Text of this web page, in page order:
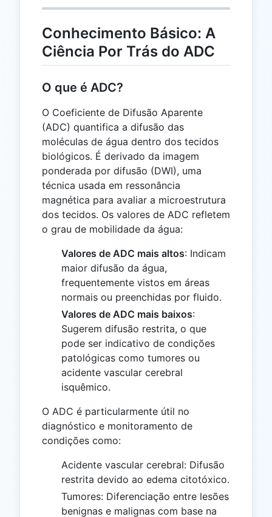
Conhecimento Básico: A
Ciência Por Trás do ADC
O que é ADC?
O Coeficiente de Difusão Aparente
(ADC) quantifica a difusão das
moléculas de água dentro dos tecidos
biológicos. É derivado da imagem
ponderada por difusão (DWI), uma
técnica usada em ressonância
magnética para avaliar a microestrutura
dos tecidos. Os valores de ADC refletem
o grau de mobilidade da água:
Valores de ADC mais altos: Indicam
maior difusão da água,
frequentemente vistos em áreas
normais ou preenchidas por fluido.
Valores de ADC mais baixos:
Sugerem difusão restrita, o que
pode ser indicativo de condições
patológicas como tumores ou
acidente vascular cerebral
isquêmico.
O ADC é particularmente útil no
diagnóstico e monitoramento de
condições como:
Acidente vascular cerebral: Difusão
restrita devido ao edema citotóxico.
Tumores: Diferenciação entre lesões
benignas e malignas com base na